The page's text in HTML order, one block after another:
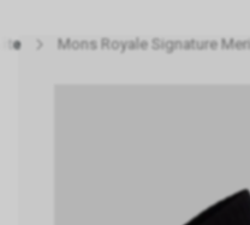
Mons Royale Signature